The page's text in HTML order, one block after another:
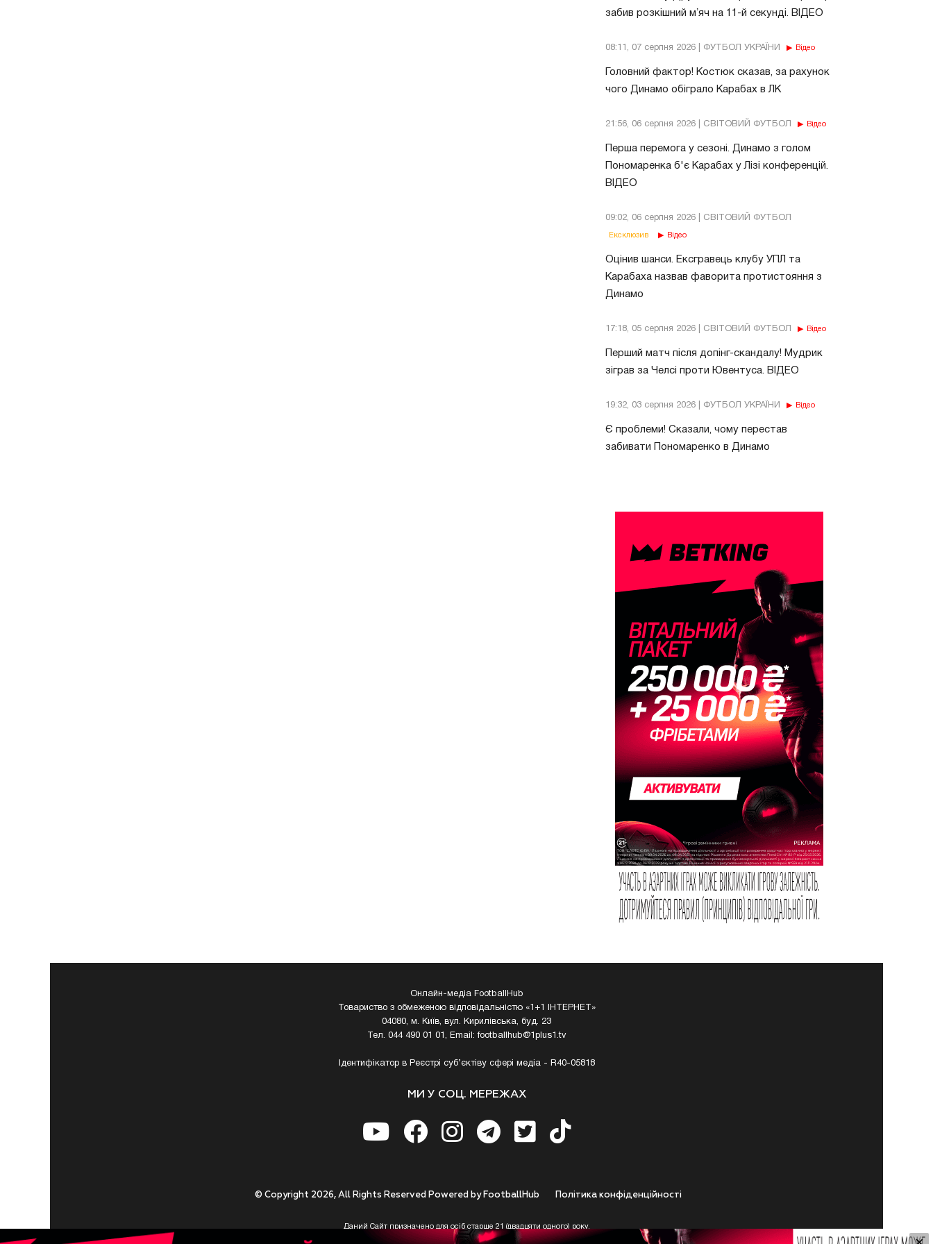
забив розкішний мʼяч на 11-й секунді. ВІДЕО
08:11, 07 серпня 2026 | ФУТБОЛ УКРАЇНИ Відео
Головний фактор! Костюк сказав, за рахунок
чого Динамо обіграло Карабах в ЛК
21:56, 06 серпня 2026 | СВІТОВИЙ ФУТБОЛ Відео
Перша перемога у сезоні. Динамо з голом
Пономаренка б'є Карабах у Лізі конференцій.
ВІДЕО
09:02, 06 серпня 2026 | СВІТОВИЙ ФУТБОЛ
Ексклюзив Відео
Оцінив шанси. Ексгравець клубу УПЛ та
Карабаха назвав фаворита протистояння з
Динамо
17:18, 05 серпня 2026 | СВІТОВИЙ ФУТБОЛ Відео
Перший матч після допінг-скандалу! Мудрик
зіграв за Челсі проти Ювентуса. ВІДЕО
19:32, 03 серпня 2026 | ФУТБОЛ УКРАЇНИ Відео
Є проблеми! Сказали, чому перестав
забивати Пономаренко в Динамо
Онлайн-медіа FootballHub
Товариство з обмеженою відповідальністю «1+1 ІНТЕРНЕТ»
04080, м. Київ, вул. Кирилівська, буд. 23
Тел. 044 490 01 01, Email:footballhub@1plus1.tv
Ідентифікатор в Реєстрі суб’єктіву сфері медіа - R40-05818
МИ У СОЦ. МЕРЕЖАХ
Полiтика конфiденцiйностi
© Copyright 2026, All Rights Reserved Powered by FootballHub
Даний Сайт призначено для осіб старше 21 (двадцяти одного) року.
Приступаючи до використання https://footballhub.ua, Користувач цим підтверджує, що досяг 21-річного віку.